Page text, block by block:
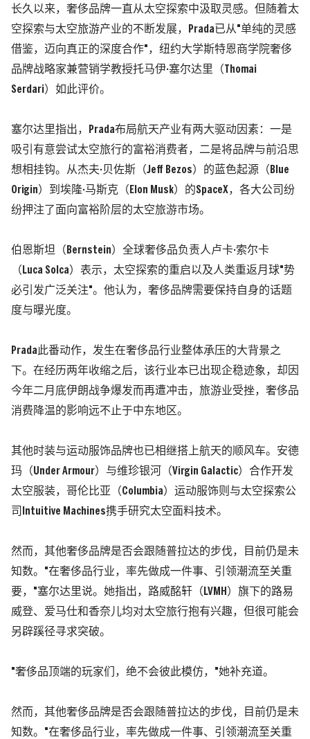
长久以来，奢侈品牌一直从太空探索中汲取灵感。但随着太
空探索与太空旅游产业的不断发展，
Prada 已从"单纯的灵感
借鉴， 迈 向真正的深度合作" ，纽约大学斯特恩商学院奢侈
品牌战略家兼营销学教授托马伊·塞尔达里（
Thomai
Serdari）如此评价。
塞尔达里指出， Prada布局航天产业有两大驱动因素：一是
吸引有意尝试太空旅行的富裕消费者，二是将品牌与前沿思
想相挂钩。从杰夫·贝佐斯（Jeff Bezos ）的蓝色起源（ Blue
Origin ）到埃隆·马斯克（ Elon Musk）的SpaceX，各大公司纷
纷押注了面向富裕阶层的太空旅游市场。
伯恩斯坦（ Bernstein ）全球奢侈品负责人卢卡·索尔卡
（ Luca Solca ）表示，太空探索的重启以及人类重返月球"势
必引发广泛关注"。他认为，奢侈品牌需要保持自身的话题
度与曝光度。
Prada 此番动作，发生在奢侈品行业整体承压的大背景之
下。在经历两年收缩之后，该行业本已出现企稳迹象，却因
今年二月底伊朗战争爆发而再遭冲击，旅游业受挫，奢侈品
消费降温的影响 远不止于中东地区。
其他时装与运动服饰品牌也已相继搭上航天的顺风车。安德
玛（ Under Armour）与维珍银河（Virgin Galactic）合作开发
太空服装，哥伦比亚（ Columbia ）运动服饰则与太空探索公
司 Intuitive Machines携手研究太空面料技术。
然而，其他奢侈品牌是否会跟随普拉达的步伐，目前仍是未
知数。 "在奢侈品行业，率先做成一件事、引领潮流至关重
要， "塞尔达里说。她指出，路威酩轩（ LVMH ）旗下的路易
威登、爱马仕和香奈儿均对太空旅行抱有兴趣，但很可能会
另辟蹊径寻求突破。
"奢侈品顶端的玩家们，绝不会彼此模仿， "她补充道。
然而，其他奢侈品牌是否会跟随普拉达的步伐，目前仍是未
知数。 "在奢侈品行业，率先做成一件事、引领潮流至关重